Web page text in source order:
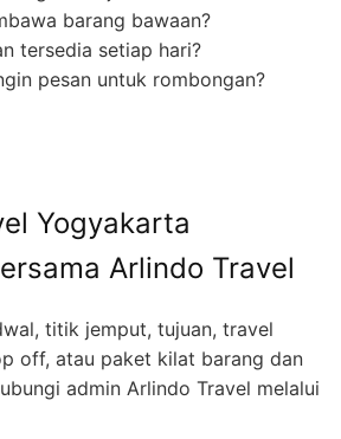
barang bawaan?
tersedia setiap hari?
pesan untuk rombongan?
Yogyakarta
Arlindo Travel
titik jemput, tujuan, travel
off, atau paket kilat barang dan
admin Arlindo Travel melalui